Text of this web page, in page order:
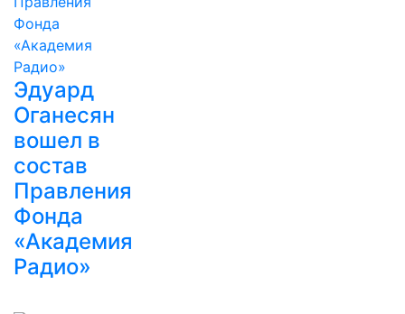
Эдуард
Оганесян
вошел в
состав
Правления
Фонда
«Академия
Радио»